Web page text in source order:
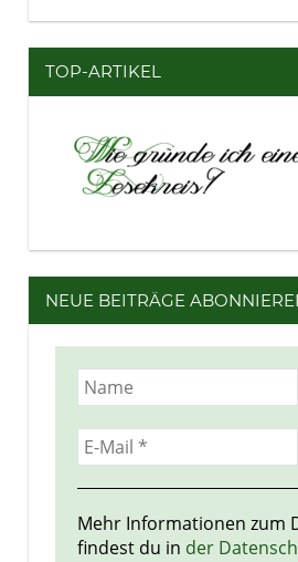
TOP-ARTIKEL
NEUE BEITRÄGE
Mehr Informationen zum
findest du in der